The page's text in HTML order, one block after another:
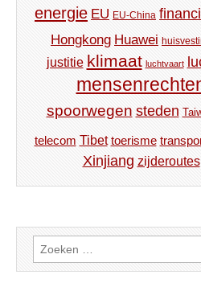
energie EU EU-China
Hongkong Huawei
justitie klimaat luchtvaart
spoorwegen steden
telecom Tibet toerisme
Xinjiang zijderoutes
Zoeken
naar: